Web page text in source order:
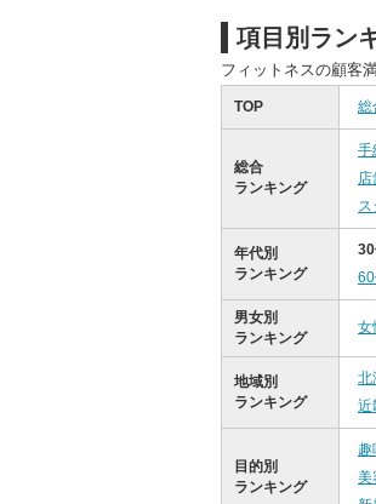
項目別ラン
フィットネスの顧客
TOP 総
総合
ランキング
手
店
ス
年代別
ランキング
男女別
ランキング
女
地域別
ランキング
北
近
目的別
ランキング
趣
美